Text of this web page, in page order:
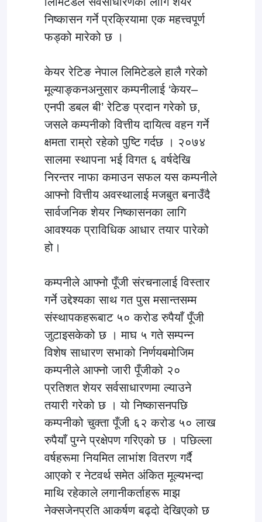
निष्कासन गर्ने प्रक्रियामा एक महत्त्वपूर्ण
फड्को मारेको छ ।
केयर रेटिङ नेपाल लिमिटेडले हालै गरेको
मूल्याङ्कनअनुसार कम्पनीलाई ‘केयर–
एनपी डबल बी’ रेटिङ प्रदान गरेको छ,
जसले कम्पनीको वित्तीय दायित्व वहन गर्ने
क्षमता राम्रो रहेको पुष्टि गर्दछ । २०७४
सालमा स्थापना भई विगत ६ वर्षदेखि
निरन्तर नाफा कमाउन सफल यस कम्पनीले
आफ्नो वित्तीय अवस्थालाई मजबुत बनाउँदै
सार्वजनिक शेयर निष्कासनका लागि
आवश्यक प्राविधिक आधार तयार पारेको
हो।
कम्पनीले आफ्नो पूँजी संरचनालाई विस्तार
गर्ने उद्देश्यका साथ गत पुस मसान्तसम्म
संस्थापकहरूबाट ५० करोड रुपैयाँ पूँजी
जुटाइसकेको छ । माघ ५ गते सम्पन्न
विशेष साधारण सभाको निर्णयबमोजिम
कम्पनीले आफ्नो जारी पूँजीको २०
प्रतिशत शेयर सर्वसाधारणमा ल्याउने
तयारी गरेको छ । यो निष्कासनपछि
कम्पनीको चुक्ता पूँजी ६२ करोड ५० लाख
रुपैयाँ पुग्ने प्रक्षेपण गरिएको छ । पछिल्ला
वर्षहरूमा नियमित लाभांश वितरण गर्दै
आएको र नेटवर्थ समेत अंकित मूल्यभन्दा
माथि रहेकाले लगानीकर्ताहरू माझ
नेक्सजेनप्रति आकर्षण बढ्दो देखिएको छ